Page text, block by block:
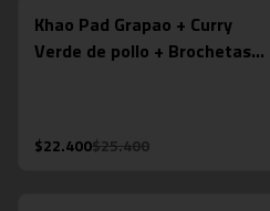
Khao Pad Grapao + Curry
Verde de pollo + Brochetas
$22.400$25.400